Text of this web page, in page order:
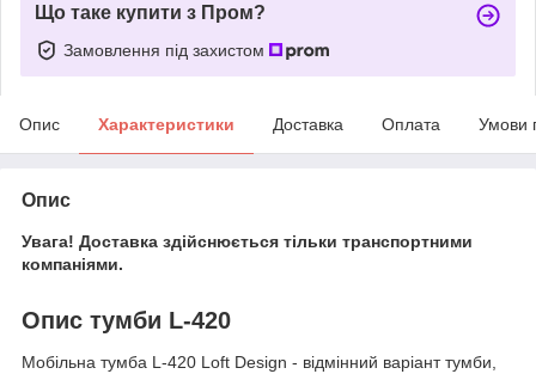
Що таке купити з Пром?
Замовлення під захистом
Опис Характеристики Доставка Оплата Умови
Опис
Увага! Доставка здійснюється тільки транспортними
компаніями.
Опис тумби L-420
Мобільна тумба L-420 Loft Design - відмінний варіант тумби,